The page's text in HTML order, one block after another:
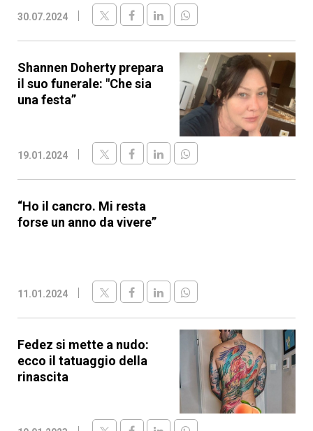
30.07.2024
Shannen Doherty prepara
il suo funerale: "Che sia
una festa”
19.01.2024
“Ho il cancro. Mi resta
forse un anno da vivere”
11.01.2024
Fedez si mette a nudo:
ecco il tatuaggio della
rinascita